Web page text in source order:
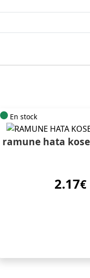
En stock
ramune hata
2.17€